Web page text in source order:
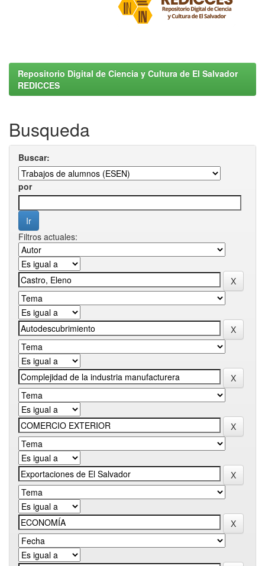
Repositorio Digital de Ciencia y Cultura de El Salvador
REDICCES
Busqueda
Buscar:
por
Filtros actuales: